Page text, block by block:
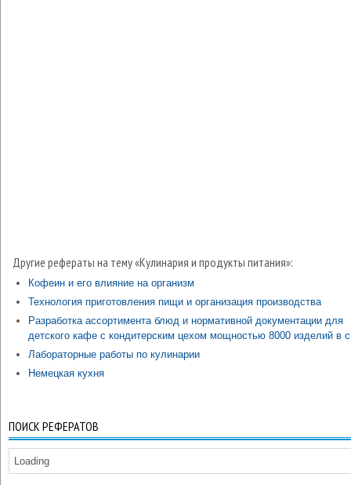
Другие рефераты на тему «Кулинария и продукты питания»:
Кофеин и его влияние на организм
Технология приготовления пищи и организация производства
Разработка ассортимента блюд и нормативной документации для
детского кафе с кондитерским цехом мощностью 8000 изделий в
Лабораторные работы по кулинарии
Немецкая кухня
ПОИСК РЕФЕРАТОВ
Loading